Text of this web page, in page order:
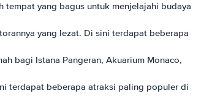
tempat yang bagus untuk menjelajahi budaya
yang lezat. Di sini terdapat beberapa
bagi Istana Pangeran, Akuarium Monaco,
terdapat beberapa atraksi paling populer di